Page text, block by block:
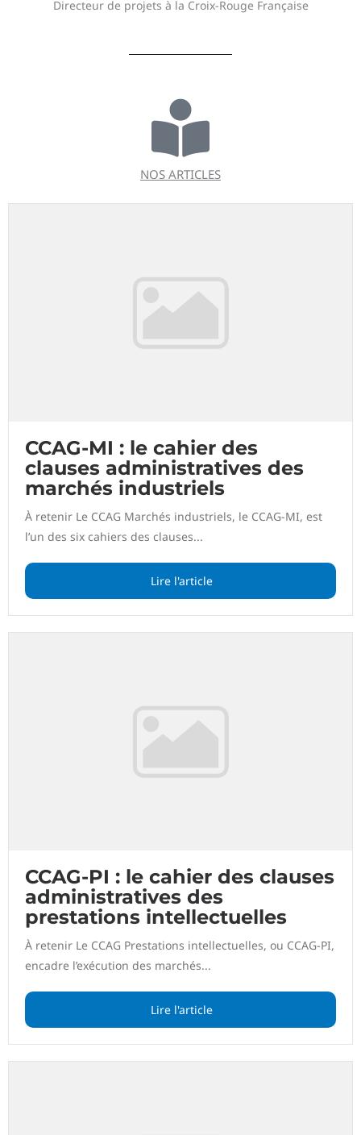
Directeur de projets à la Croix-Rouge Française
NOS ARTICLES
CCAG-MI : le cahier des
clauses administratives des
marchés industriels
À retenir Le CCAG Marchés industriels, le CCAG-MI, est
l’un des six cahiers des clauses...
Lire l'article
CCAG-PI : le cahier des clauses
administratives des
prestations intellectuelles
À retenir Le CCAG Prestations intellectuelles, ou CCAG-PI,
encadre l’exécution des marchés...
Lire l'article